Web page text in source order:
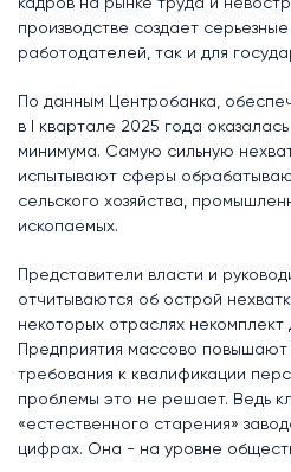
производстве создает
работодателей, так и для
По данным Центробанка,
в I квартале 2025 года
минимума. Самую сильную
испытывают сферы
сельского хозяйства,
ископаемых.
Представители власти и
отчитываются об острой
некоторых отраслях некомплект
Предприятия массово
требования к квалификации
проблемы это не решает. Ведь
«естественного старения»
цифрах. Она - на уровне